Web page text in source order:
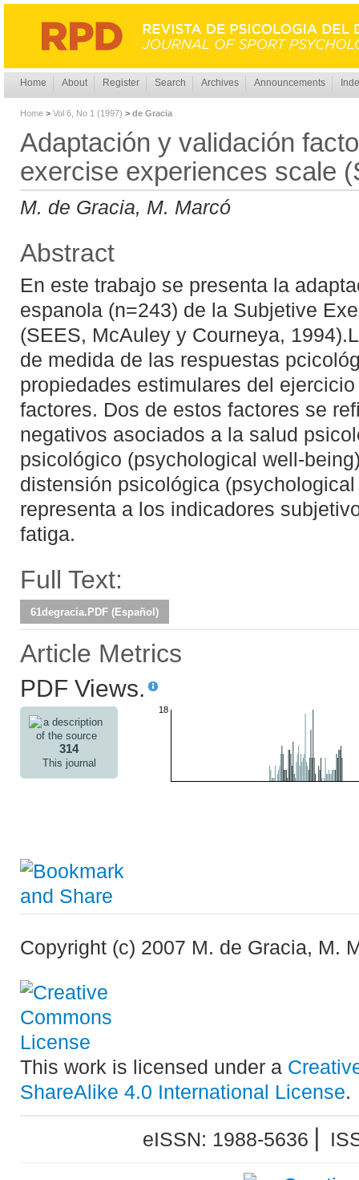
Home About Register Search Archives Announcements
Home > Vol 6, No 1 (1997) > de Gracia
Adaptación y validación
exercise experiences scale
M. de Gracia, M. Marcó
Abstract
En este trabajo se presenta la
espanola (n=243) de la Subjetive
(SEES, McAuley y Courneya,
de medida de las respuestas
propiedades estimulares del
factores. Dos de estos factores se
negativos asociados a la salud
psicológico (psychological well-
distensión psicológica
representa a los indicadores
fatiga.
Full Text:
61degracia.PDF (Español)
Article Metrics
PDF Views.
314
This journal
18
Copyright (c) 2007 M. de Gracia, M.
This work is licensed under a
ShareAlike 4.0 International License.
eISSN: 1988-5636 ⎜